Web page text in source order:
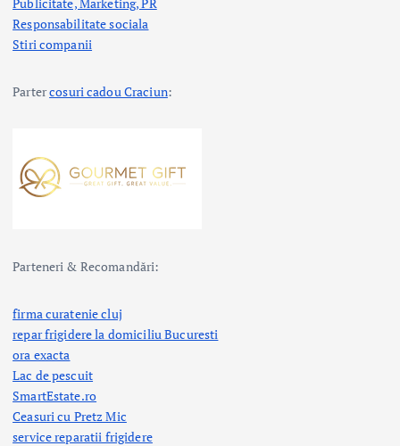
Responsabilitate sociala
Stiri companii
Partercosuri cadou Craciun:
Parteneri & Recomandări:
firma curatenie cluj
repar frigidere la domiciliu Bucuresti
ora exacta
Lac de pescuit
SmartEstate.ro
Ceasuri cu Pretz Mic
service reparatii frigidere